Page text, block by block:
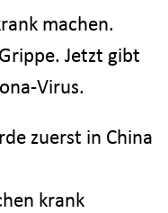
machen.
Jetzt gibt
Virus.
zuerst in China
krank